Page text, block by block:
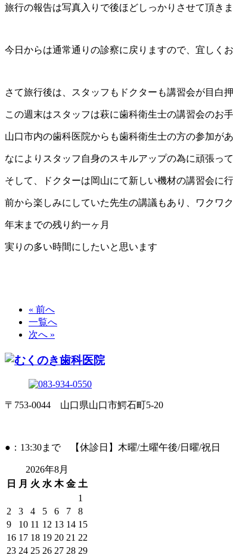
旅行の報告は写真入りで後ほどしっかりさせて頂き
今日からは通常通りの診察に戻りますので、宜しく
さて旅行後は、スタッフもドクターも講習会が目白
この週末はスタッフは萩に歯科衛生士の講習会のお
山口市内の歯科医院からも歯科衛生士の方の参加が
なによりスタッフ自身のスキルアップの為に頑張っ
そして、ドクターは岡山にて新しい機材の講習会に
前から楽しみにしていた先生の講議もあり、ワクワ
年末までの残り約一ヶ月
実りの多い時間にしたいと思います
« 前へ
一覧へ
次へ »
〒753-0044 山口県山口市鰐石町5-20
●：13:30まで 【休診日】木曜/土曜午後/日曜/祝日
2026年8月
日
月 火 水 木 金 土
1
2
3 4 5 6 7
8
9
10 11 12 13 14 15
16 17 18 19 20 21 22
23 24 25 26 27 28 29